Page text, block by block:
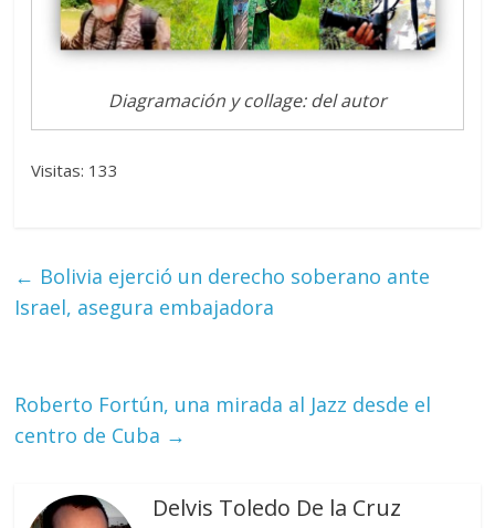
Diagramación y collage: del autor
Visitas: 133
← Bolivia ejerció un derecho soberano ante
Israel, asegura embajadora
Roberto Fortún, una mirada al Jazz desde el
centro de Cuba →
Delvis Toledo De la Cruz